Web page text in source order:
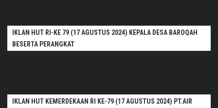
IKLAN HUT RI-KE 79 (17 AGUSTUS 2024) KEPALA DESA BAROQAH
BESERTA PERANGKAT
IKLAN HUT KEMERDEKAAN RI KE-79 (17 AGUSTUS 2024) PT.AIR